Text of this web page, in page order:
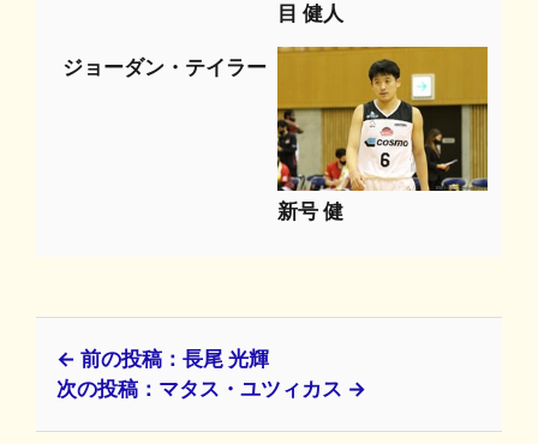
目 健人
ジョーダン・テイラー
新号 健
← 前の投稿：長尾 光輝
次の投稿：マタス・ユツィカス →